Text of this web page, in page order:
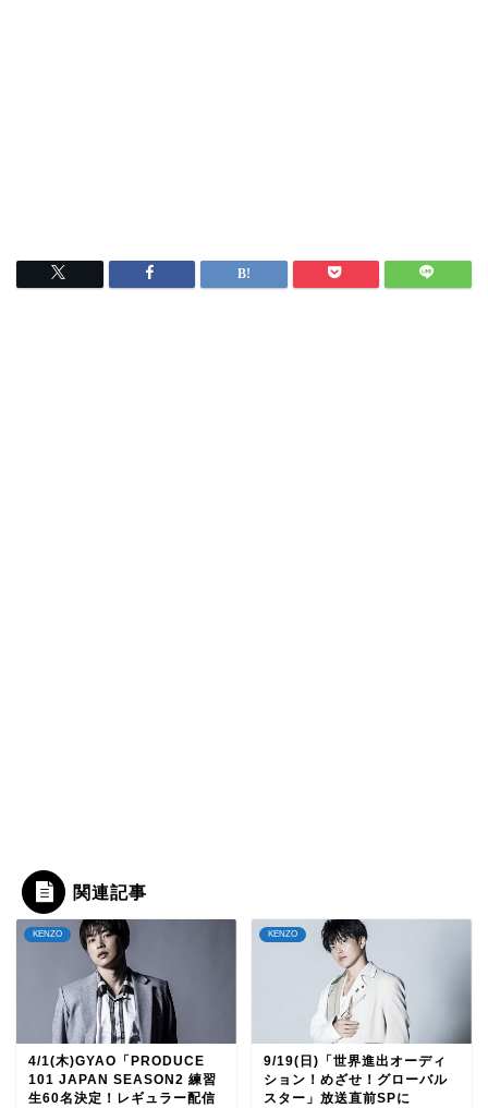
関連記事
KENZO
4/1(木)GYAO「PRODUCE
101 JAPAN SEASON2 練習
生60名決定！レギュラー配信
KENZO
9/19(日)「世界進出オーディ
ション！めざせ！グローバル
スター」放送直前SPに